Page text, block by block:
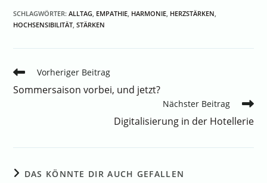
SCHLAGWÖRTER:ALLTAG, EMPATHIE, HARMONIE, HERZSTÄRKEN,
HOCHSENSIBILITÄT, STÄRKEN
Vorheriger Beitrag
Sommersaison vorbei, und jetzt?
Nächster Beitrag
Digitalisierung in der Hotellerie
DAS KÖNNTE DIR AUCH GEFALLEN